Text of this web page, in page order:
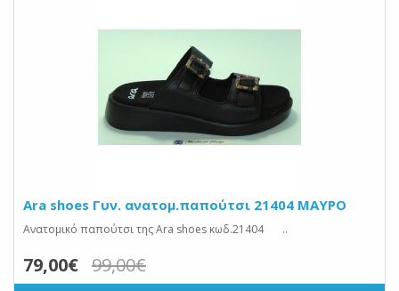
Ara shoes Γυν. ανατομ.παπούτσι 21404 ΜΑΥΡΟ
Ανατομικό παπούτσι της Ara shoes κωδ.21404 ..
79,00€ 99,00€